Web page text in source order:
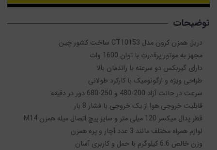
توضیحات
وزن خالص 6.6 کیلوگرم با حمل و کاربری آسان